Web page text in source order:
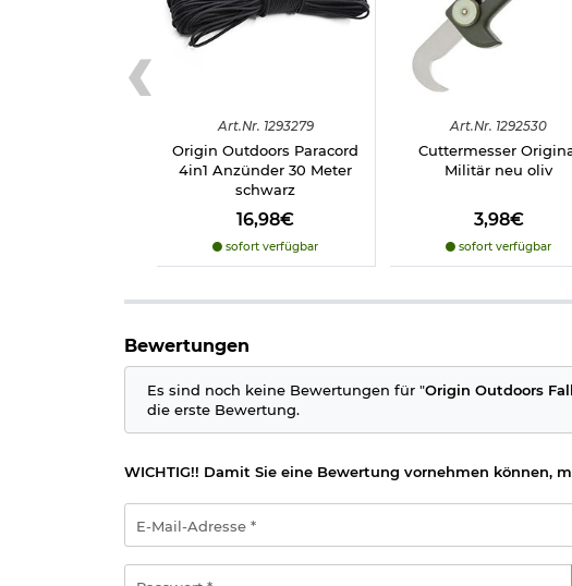
Art.Nr. 1293279
Origin Outdoors Paracord
4in1 Anzünder 30 Meter
schwarz
16,98€
sofort verfügbar
Art.Nr. 1292530
Cuttermesser
Militär neu oliv
3,98€
sofort verfügbar
Bewertungen
Es sind noch keine Bewertungen für "Origin Outdoors
die erste Bewertung.
WICHTIG!! Damit Sie eine Bewertung vornehmen können,
Mail-
Adresse
*